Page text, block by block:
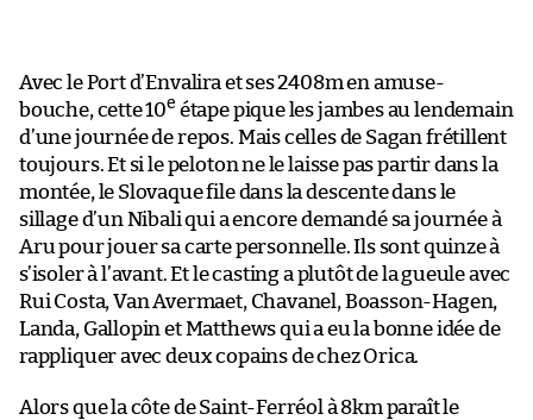
Avec le Port d’Envalira et ses 2408m en amuse-
bouche, cette 10e étape pique les jambes au lendemain
d’une journée de repos. Mais celles de Sagan frétillent
toujours. Et si le peloton ne le laisse pas partir dans la
montée, le Slovaque file dans la descente dans le
sillage d’un Nibali qui a encore demandé sa journée à
Aru pour jouer sa carte personnelle. Ils sont quinze à
s’isoler à l’avant. Et le casting a plutôt de la gueule avec
Rui Costa, Van Avermaet, Chavanel, Boasson-Hagen,
Landa, Gallopin et Matthews qui a eu la bonne idée de
rappliquer avec deux copains de chez Orica.
Alors que la côte de Saint-Ferréol à 8km paraît le